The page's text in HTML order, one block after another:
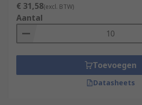
€ 31,58(excl. BTW)
Aantal
Toevoegen
Datasheets